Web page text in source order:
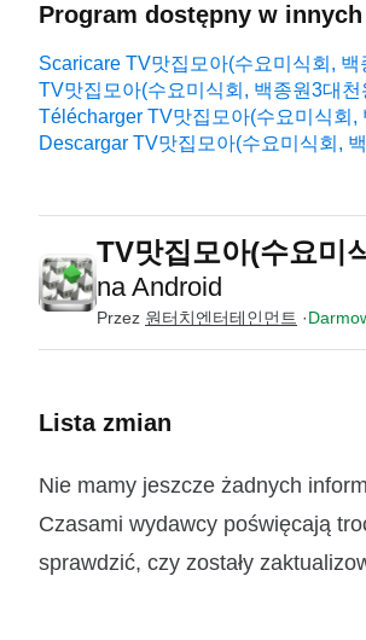
Program dostępny w
Scaricare TV맛집모아(수요미식회, 백
TV맛집모아(수요미식회, 백종원3대
Télécharger TV맛집모아(수요미식회,
Descargar TV맛집모아(수요미식회,
TV맛집모아(수요미
na Android
Przez 원터치엔터테인먼트
Lista zmian
Nie mamy jeszcze żadnych
Czasami wydawcy poświęcają
sprawdzić, czy zostały